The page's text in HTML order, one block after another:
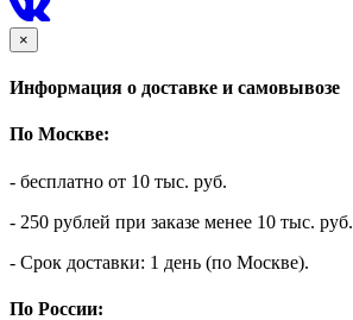
×
Информация о доставке и самовывозе
По Москве:
- бесплатно от 10 тыс. руб.
- 250 рублей при заказе менее 10 тыс. руб.
- Срок доставки: 1 день (по Москве).
По России: